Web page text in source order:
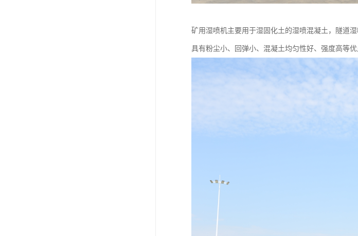
矿用湿喷机主要用于湿固化土的湿喷混凝土，隧道
具有粉尘小、回弹小、混凝土均匀性好、强度高等